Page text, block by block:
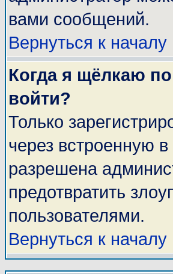
вами сообщений.
Вернуться к началу
Когда я щёлкаю
войти?
Только
через встроенную
разрешена
предотвратить
пользователями.
Вернуться к началу